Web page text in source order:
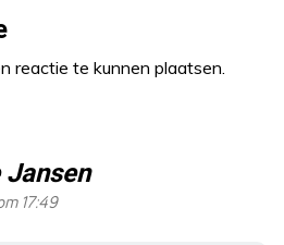
reactie te kunnen plaatsen.
17:49